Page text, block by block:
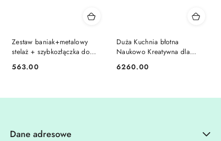
Zestaw baniak+metalowy
stelaż + szybkozłączka do
zabawa
Cena:
563.00
Duża Kuchnia błotna
Naukowo Kreatywna dla
akcesoria i E-book Gratis |
Cena:
6260.00
Dane adresowe